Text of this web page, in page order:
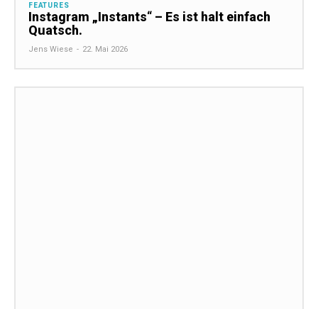
FEATURES
Instagram „Instants“ – Es ist halt einfach
Quatsch.
Jens Wiese - 22. Mai 2026